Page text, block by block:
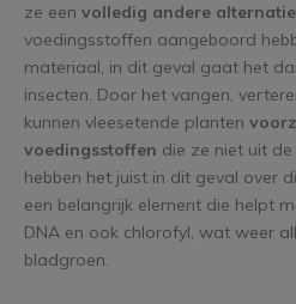
ze een volledig andere
voedingsstoffen aangeboord
materiaal, in dit geval gaat het
insecten. Door het vangen,
kunnen vleesetende planten
voedingsstoffen die ze niet uit
hebben het juist in dit geval over
een belangrijk element die helpt
DNA en ook chlorofyl, wat weer
bladgroen.